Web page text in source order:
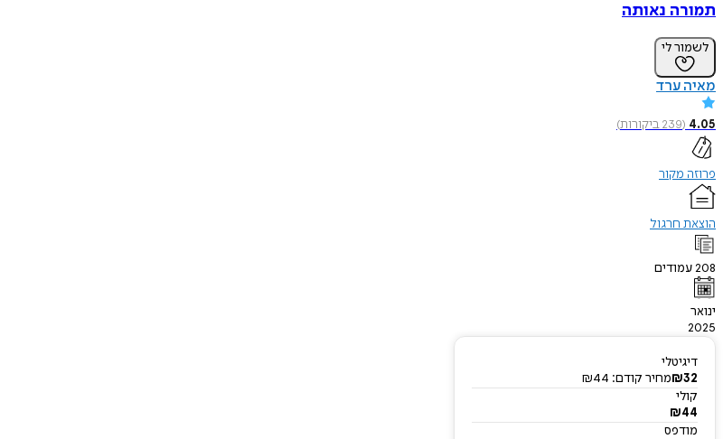
תמורה נאותה
לשמור לי
מאיה ערד
4.05
(
239ביקורות)
פרוזה מקור
הוצאת חרגול
208עמודים
ינואר
2025
דיגיטלי
₪32 מחיר קודם: ₪44
קולי
₪44
מודפס